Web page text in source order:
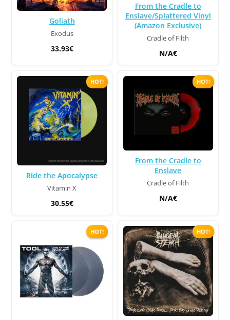
Goliath
Exodus
33.93€
From the Cradle to
Enslave/Splattered Vinyl
(Amazon Exclusive)
Cradle of Filth
N/A€
HOT!
Ride the Apocalypse
Vitamin X
30.55€
HOT!
From the Cradle to
Enslave
Cradle of Filth
N/A€
HOT! HOT!